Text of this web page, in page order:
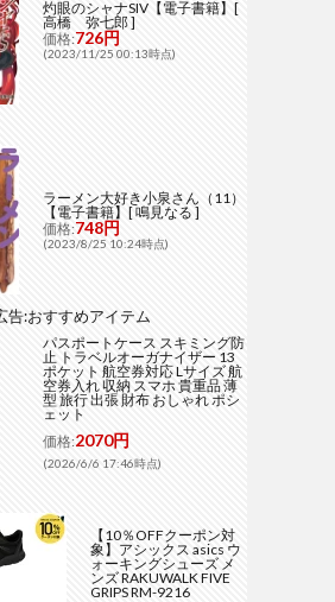
灼眼のシャナSIV【電子書籍】[
高橋 弥七郎 ]
価格:726円
(2023/11/25 00:13時点)
ラーメン大好き小泉さん（11）
【電子書籍】[ 鳴見なる ]
価格:748円
(2023/8/25 10:24時点)
告:おすすめアイテム
パスポートケース スキミング防
止 トラベルオーガナイザー 13
ポケット 航空券対応 Lサイズ 航
空券入れ 収納 スマホ 貴重品 薄
型 旅行 出張 財布 おしゃれ ポシ
ェット
価格:2070円
(2026/6/6 17:46時点)
【10％OFFクーポン対
象】アシックス asics ウ
ォーキングシューズ メ
ンズ RAKUWALK FIVE
GRIPS RM-9216